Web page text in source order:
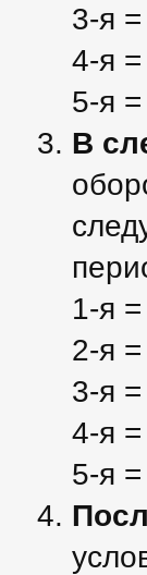
3-я
4-я
5-я
В
1-я
2-я
3-я
4-я
5-я